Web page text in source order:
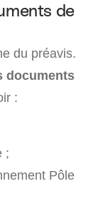
de
du préavis.
documents
:
;
Pôle